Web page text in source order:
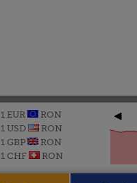
1 EUR
RON
1 USD
RON
1 GBP
RON
1 CHF
RON